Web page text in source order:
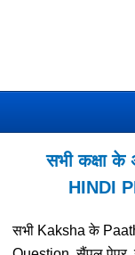
सभी कक्षा के
HINDI
सभी Kaksha के